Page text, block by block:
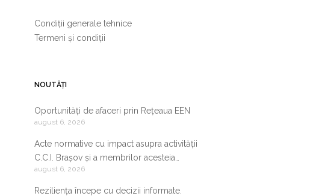
Condiții generale tehnice
Termeni și condiții
NOUTĂȚI
Oportunități de afaceri prin Rețeaua EEN
august 6, 2026
Acte normative cu impact asupra activității
C.C.I. Brașov și a membrilor acesteia
29.07.2026-05.08.2026
august 6, 2026
Reziliența începe cu decizii informate.